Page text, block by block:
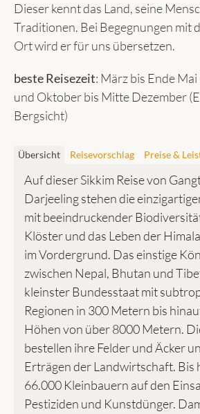
Dieser kennt das Land, seine
Traditionen. Bei Begegnungen mit
Ort wird er für uns übersetzen.
beste Reisezeit: März bis Ende
und Oktober bis Mitte Dezember
Bergsicht)
Übersicht Reisevorschlag Preise &
Auf dieser Sikkim Reise von
Darjeeling stehen die
mit beeindruckender
Klöster und das Leben der
im Vordergrund. Das einstige
zwischen Nepal, Bhutan und
kleinster Bundesstaat mit
Regionen in 300 Metern bis
Höhen von über 8000 Metern.
bestellen ihre Felder und Äcker
Erträgen der Landwirtschaft. Bis
66.000 Kleinbauern auf den
Pestiziden und Kunstdünger.